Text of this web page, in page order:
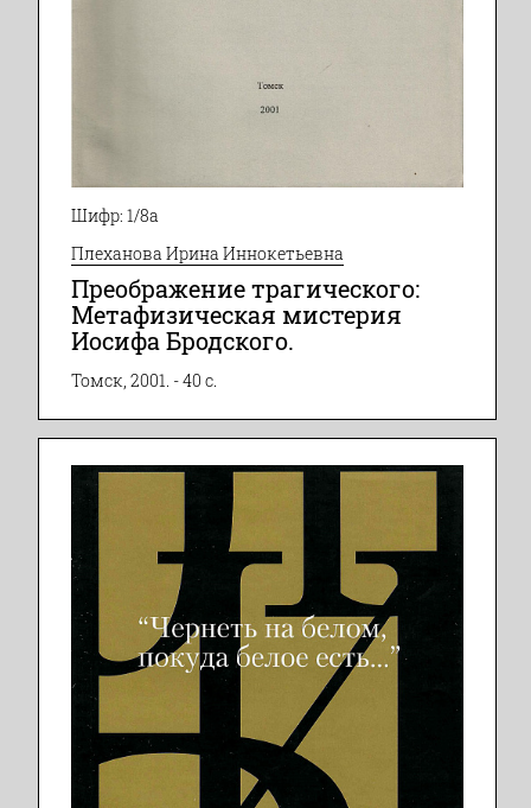
Шифр: 1/8а
Плеханова Ирина Иннокетьевна
Преображение трагического:
Метафизическая мистерия
Иосифа Бродского.
Томск, 2001. - 40 с.